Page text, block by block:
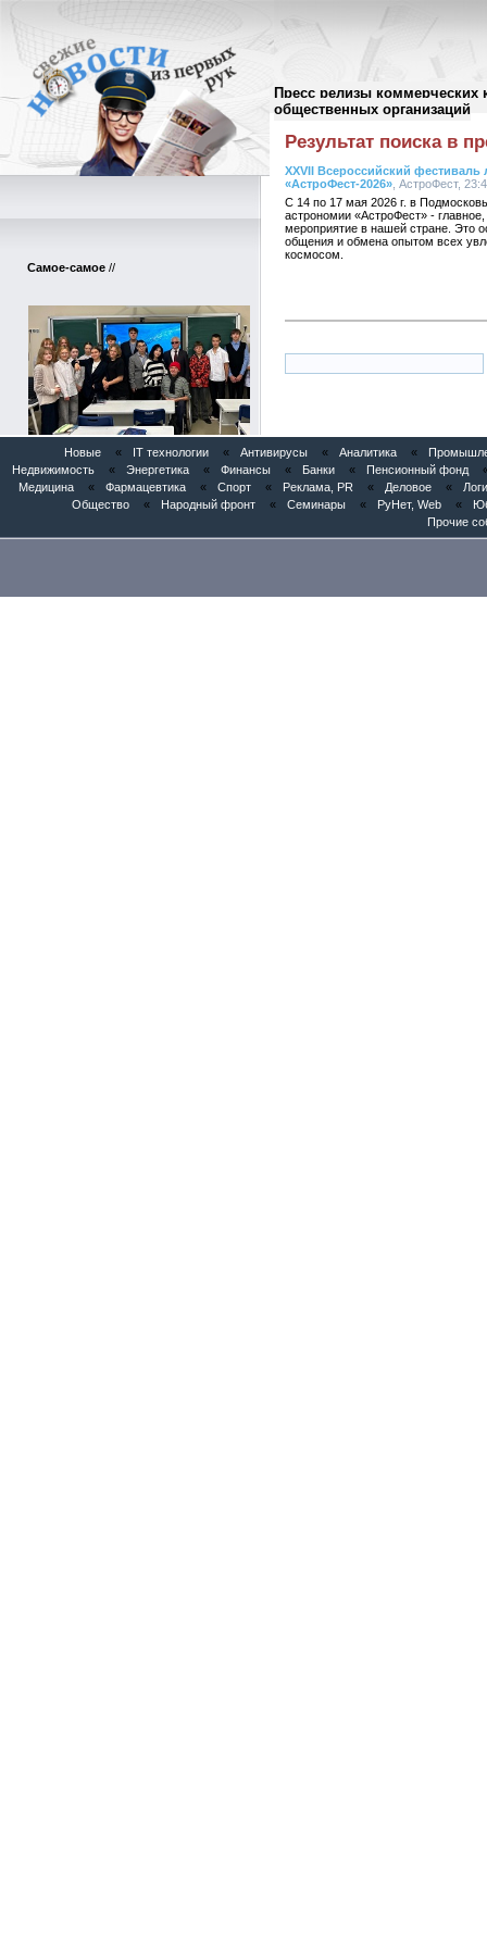
Пресс релизы коммерческих
общественных организаций
Самое-самое //
АНО «Вдохновение» запускает
масштабный проект «Инклюзивный
путь»
Поиск в пресс-релизах//
Результат поиска в
XХVII Всероссийский
«АстроФест-2026» , АстроФест,
С 14 по 17 мая 2026 г. в
астрономии «АстроФест» -
мероприятие в нашей стране. Это
общения и обмена опытом всех
космосом.
Новые « IT технологии « Антивирусы « Аналитика «
Недвижимость
« Энергетика « Финансы « Банки « Пенсионный фонд
Медицина
« Фармацевтика « Спорт « Реклама, PR « Деловое «
Общество
« Народный фронт « Семинары « РуНет, Web «
Прочие